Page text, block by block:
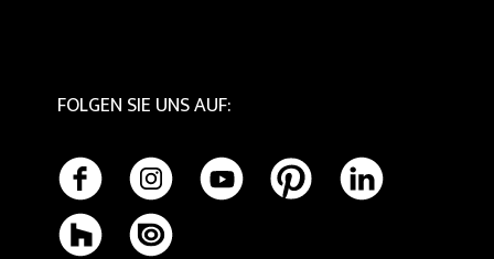
FOLGEN SIE UNS AUF: